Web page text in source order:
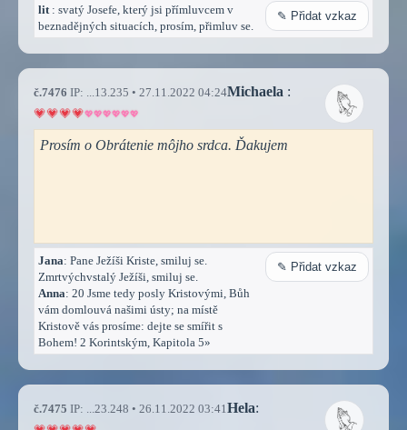
lit : svatý Josefe, který jsi přímluvcem v
beznadějných situacích, prosím, přimluv se.
✎ Přidat vzkaz
č.7476 IP: ...13.235 • 27.11.2022 04:24Michaela :
Prosím o Obrátenie môjho srdca. Ďakujem
Jana: Pane Ježíši Kriste, smiluj se.
Zmrtvýchvstalý Ježíši, smiluj se.
Anna: 20 Jsme tedy posly Kristovými, Bůh
vám domlouvá našimi ústy; na místě
Kristově vás prosíme: dejte se smířit s
Bohem! 2 Korintským, Kapitola 5»
✎ Přidat vzkaz
č.7475 IP: ...23.248 • 26.11.2022 03:41 Hela: